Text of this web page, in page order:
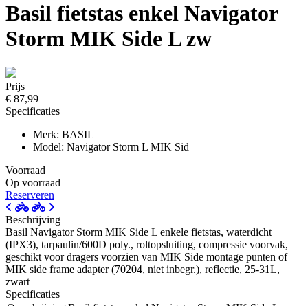
Basil fietstas enkel Navigator
Storm MIK Side L zw
Prijs
€ 87,99
Specificaties
Merk: BASIL
Model: Navigator Storm L MIK Sid
Voorraad
Op voorraad
Reserveren
Beschrijving
Basil Navigator Storm MIK Side L enkele fietstas, waterdicht
(IPX3), tarpaulin/600D poly., roltopsluiting, compressie voorvak,
geschikt voor dragers voorzien van MIK Side montage punten of
MIK side frame adapter (70204, niet inbegr.), reflectie, 25-31L,
zwart
Specificaties